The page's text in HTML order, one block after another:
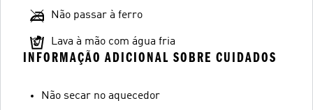
Não passar à ferro
Lava à mão com água fria
INFORMAÇÃO ADICIONAL SOBRE CUIDADOS
Não secar no aquecedor